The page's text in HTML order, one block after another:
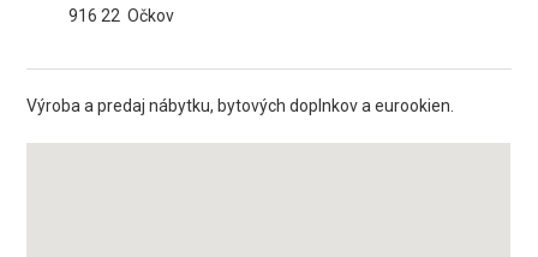
916 22 Očkov
Výroba a predaj nábytku, bytových doplnkov a eurookien.